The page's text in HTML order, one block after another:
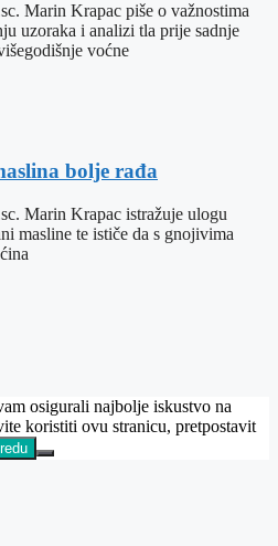
Marin Krapac piše o važnostima
uzoraka i analizi tla prije sadnje
voćne
bolje rađa
Marin Krapac istražuje ulogu
masline te ističe da s gnojivima
osigurali najbolje iskustvo na
koristiti ovu stranicu, pretpostavit